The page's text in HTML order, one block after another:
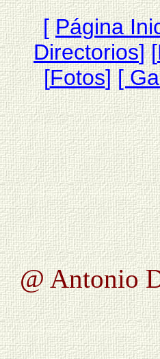
[Página
Directorios] [
[Fotos][
@ Antonio